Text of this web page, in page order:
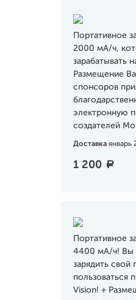
Портативное
2000 мА/ч,
зарабатывать
Размещение
спонсоров
электронную
создателей
Доставка январь
1 200 a
Портативное
4400 мА/ч! Вы
зарядить свой
пользоваться
Vision! +